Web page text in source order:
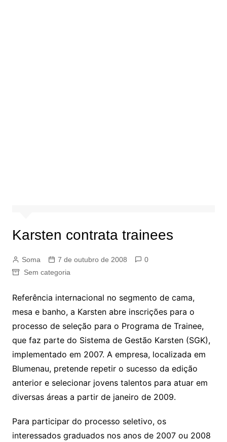
Karsten contrata trainees
Soma 7 de outubro de 2008
0
Sem categoria
Referência internacional no segmento de cama,
mesa e banho, a Karsten abre inscrições para o
processo de seleção para o Programa de Trainee,
que faz parte do Sistema de Gestão Karsten (SGK),
implementado em 2007. A empresa, localizada em
Blumenau, pretende repetir o sucesso da edição
anterior e selecionar jovens talentos para atuar em
diversas áreas a partir de janeiro de 2009.
Para participar do processo seletivo, os
interessados graduados nos anos de 2007 ou 2008